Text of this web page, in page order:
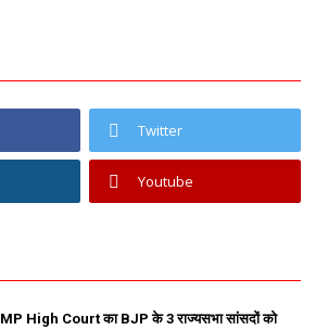
Twitter
Youtube
MP High Court का BJP के 3 राज्यसभा सांसदों को